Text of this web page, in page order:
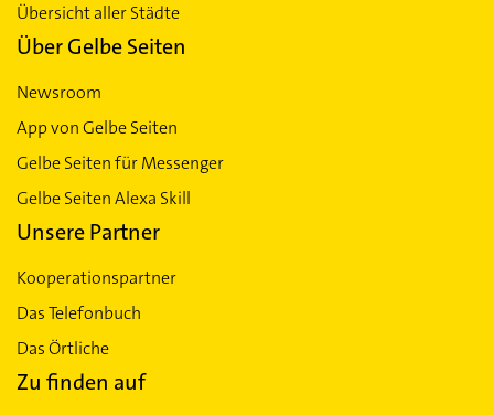
Übersicht aller Städte
Über Gelbe Seiten
Newsroom
App von Gelbe Seiten
Gelbe Seiten für Messenger
Gelbe Seiten Alexa Skill
Unsere Partner
Kooperationspartner
Das Telefonbuch
Das Örtliche
Zu finden auf